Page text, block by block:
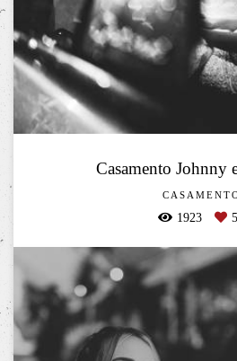
Casamento Johnny
1923